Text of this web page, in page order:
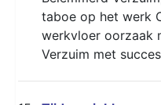
taboe op het werk
werkvloer oorzaak
Verzuim met succes